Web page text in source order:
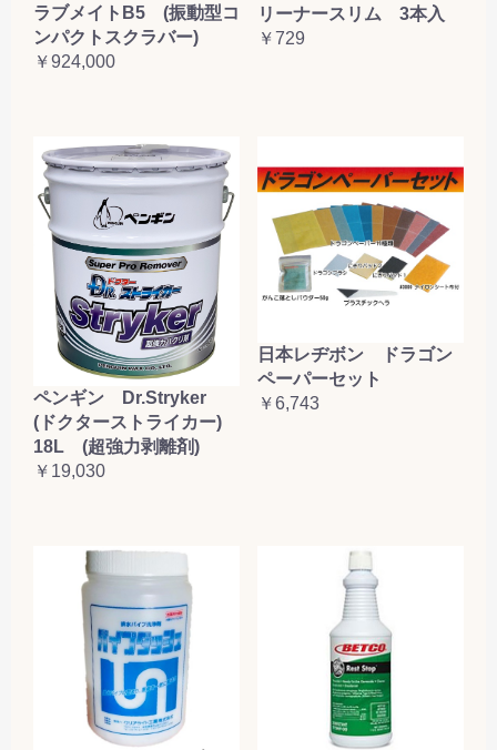
ラブメイトB5 (振動型コ
ンパクトスクラバー)
￥924,000
リーナースリム 3本入
￥729
ペンギン Dr.Stryker
(ドクターストライカー)
18L (超強力剥離剤)
￥19,030
日本レヂボン ドラゴン
ペーパーセット
￥6,743